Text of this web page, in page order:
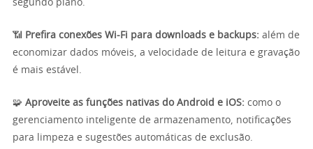
segundo plano.
📶 Prefira conexões Wi-Fi para downloads e backups: além de
economizar dados móveis, a velocidade de leitura e gravação
é mais estável.
🧩 Aproveite as funções nativas do Android e iOS: como o
gerenciamento inteligente de armazenamento, notificações
para limpeza e sugestões automáticas de exclusão.